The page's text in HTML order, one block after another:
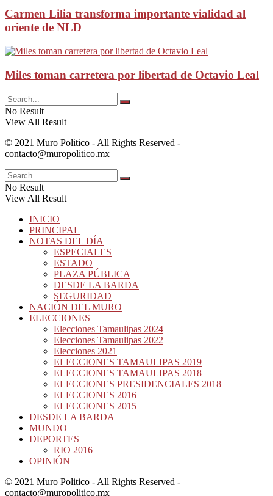
Carmen Lilia transforma importante vialidad al
oriente de NLD
Miles toman carretera por libertad de Octavio Leal
No Result
View All Result
© 2021 Muro Politico - All Rights Reserved -
contacto@muropolitico.mx
No Result
View All Result
INICIO
PRINCIPAL
NOTAS DEL DÍA
ESPECIALES
ESTADO
PLAZA PÚBLICA
DESDE LA BARDA
SEGURIDAD
NACIÓN DEL MURO
ELECCIONES
Elecciones Tamaulipas 2024
Elecciones Tamaulipas 2022
Elecciones 2021
ELECCIONES TAMAULIPAS 2019
ELECCIONES TAMAULIPAS 2018
ELECCIONES PRESIDENCIALES 2018
ELECCIONES 2016
ELECCIONES 2015
DESDE LA BARDA
MUNDO
DEPORTES
RIO 2016
OPINIÓN
© 2021 Muro Politico - All Rights Reserved -
contacto@muropolitico.mx